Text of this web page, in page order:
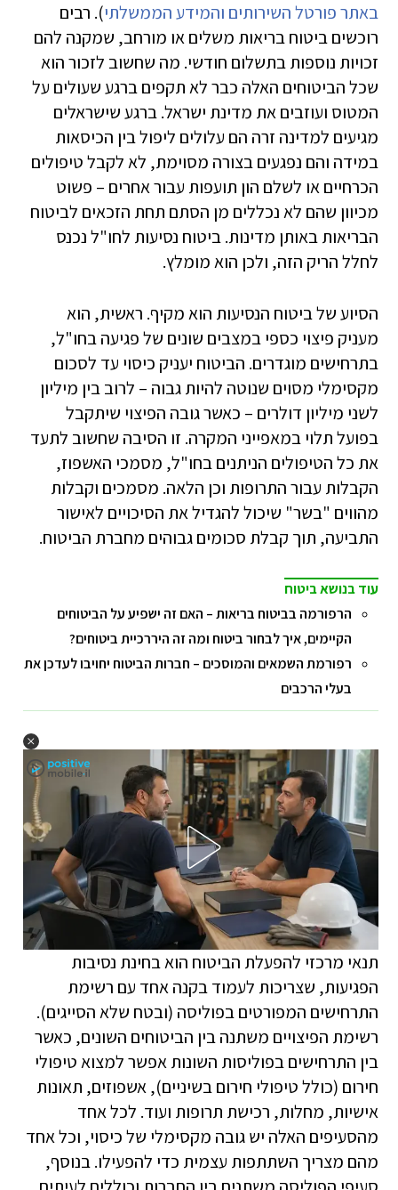
באתר פורטל השירותים והמידע הממשלתי). רבים
רוכשים ביטוח בריאות משלים או מורחב, שמקנה להם
זכויות נוספות בתשלום חודשי. מה שחשוב לזכור הוא
שכל הביטוחים האלה כבר לא תקפים ברגע שעולים על
המטוס ועוזבים את מדינת ישראל. ברגע שישראלים
מגיעים למדינה זרה הם עלולים ליפול בין הכיסאות
במידה והם נפגעים בצורה מסוימת, לא לקבל טיפולים
הכרחיים או לשלם הון תועפות עבור אחרים – פשוט
מכיוון שהם לא נכללים מן הסתם תחת הזכאים לביטוח
הבריאות באותן מדינות. ביטוח נסיעות לחו"ל נכנס
לחלל הריק הזה, ולכן הוא מומלץ.
הסיוע של ביטוח הנסיעות הוא מקיף. ראשית, הוא
מעניק פיצוי כספי במצבים שונים של פגיעה בחו"ל,
בתרחישים מוגדרים. הביטוח יעניק כיסוי עד לסכום
מקסימלי מסוים שנוטה להיות גבוה – לרוב בין מיליון
לשני מיליון דולרים – כאשר גובה הפיצוי שיתקבל
בפועל תלוי במאפייני המקרה. זו הסיבה שחשוב לתעד
את כל הטיפולים הניתנים בחו"ל, מסמכי האשפוז,
הקבלות עבור התרופות וכן הלאה. מסמכים וקבלות
מהווים "בשר" שיכול להגדיל את הסיכויים לאישור
התביעה, תוך קבלת סכומים גבוהים מחברת הביטוח.
עוד בנושא ביטוח
הרפורמה בביטוח בריאות – האם זה ישפיע על הביטוחים
הקיימים, איך לבחור ביטוח ומה זה היררכיית ביטוחים?
רפורמת השמאים והמוסכים – חברות הביטוח יחויבו לעדכן את
בעלי הרכבים
תנאי מרכזי להפעלת הביטוח הוא בחינת נסיבות
הפגיעות, שצריכות לעמוד בקנה אחד עם רשימת
התרחישים המפורטים בפוליסה (ובטח שלא הסייגים).
רשימת הפיצויים משתנה בין הביטוחים השונים, כאשר
בין התרחישים בפוליסות השונות אפשר למצוא טיפולי
חירום (כולל טיפולי חירום בשיניים), אשפוזים, תאונות
אישיות, מחלות, רכישת תרופות ועוד. לכל אחד
מהסעיפים האלה יש גובה מקסימלי של כיסוי, וכל אחד
מהם מצריך השתתפות עצמית כדי להפעילו. בנוסף,